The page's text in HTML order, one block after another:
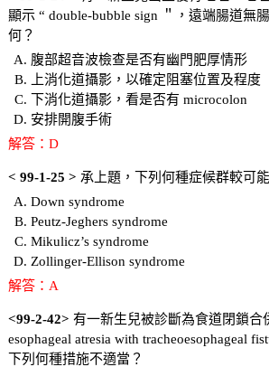
顯示 “ double-bubble sign ＂，遠端腸道無
何？
腹部超音波檢查是否有幽門肥厚情形
上消化道攝影，以確定阻塞位置及程度
下消化道攝影，看是否有 microcolon
安排開腹手術
解答：D
< 99-1-25 > 承上題，下列何種症候群較可
Down syndrome
Peutz-Jeghers syndrome
Mikulicz’s syndrome
Zollinger-Ellison syndrome
解答：A
<99-2-42> 有一新生兒被診斷為食道閉鎖合
esophageal atresia with tracheoesophageal
下列何種措施不適當？